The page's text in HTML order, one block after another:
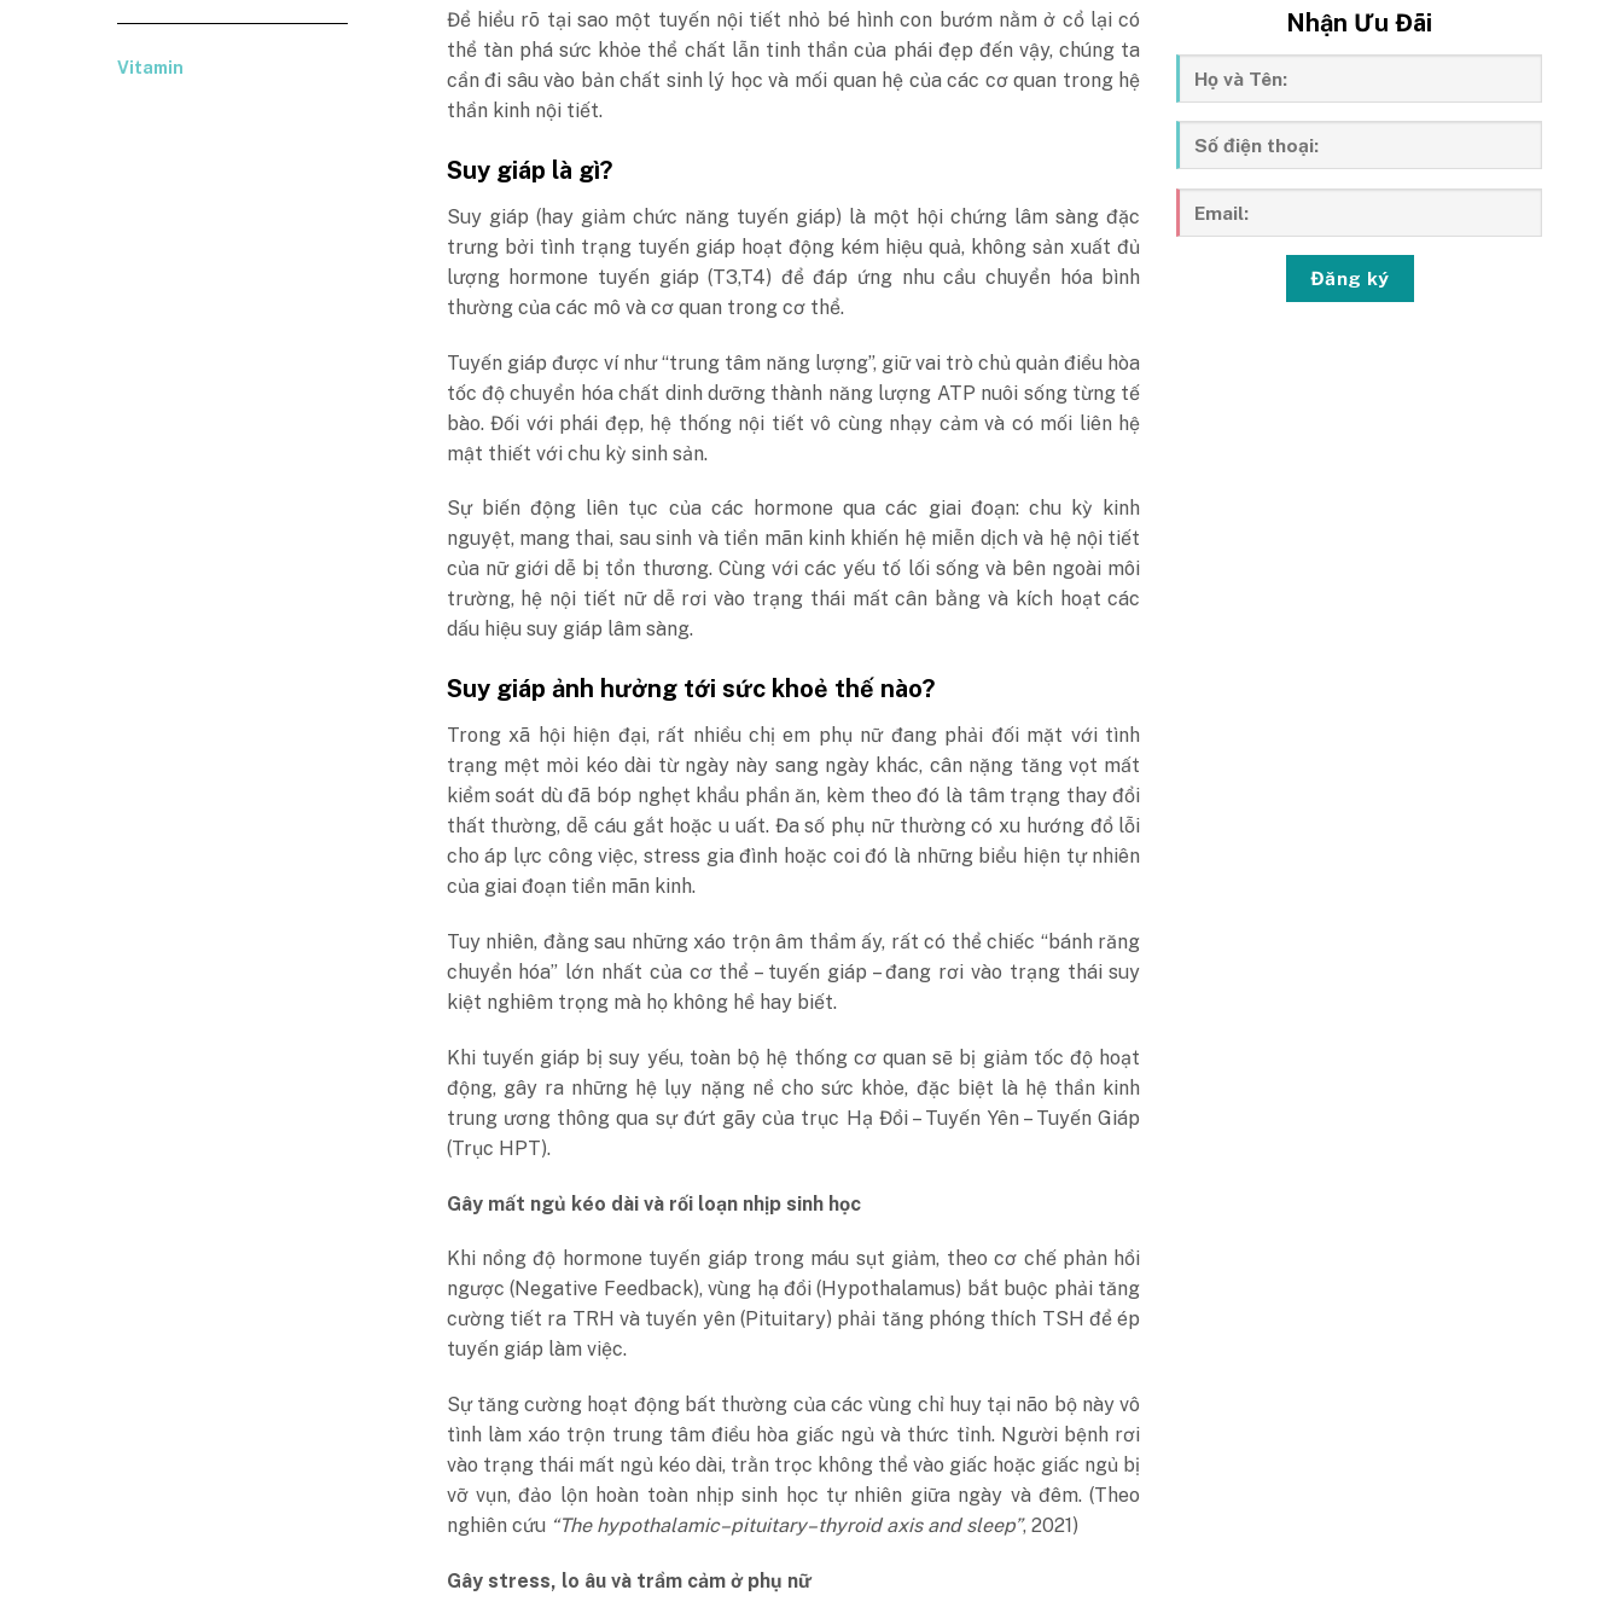
Vitamin
Để hiểu rõ tại sao một tuyến nội tiết nhỏ bé hình con bướm nằm ở cổ lại có
thể tàn phá sức khỏe thể chất lẫn tinh thần của phái đẹp đến vậy, chúng ta
cần đi sâu vào bản chất sinh lý học và mối quan hệ của các cơ quan trong hệ
thần kinh nội tiết.
Suy giáp là gì?
Suy giáp (hay giảm chức năng tuyến giáp) là một hội chứng lâm sàng đặc
trưng bởi tình trạng tuyến giáp hoạt động kém hiệu quả, không sản xuất đủ
lượng hormone tuyến giáp (T3,T4) để đáp ứng nhu cầu chuyển hóa bình
thường của các mô và cơ quan trong cơ thể.
Tuyến giáp được ví như “trung tâm năng lượng”, giữ vai trò chủ quản điều hòa
tốc độ chuyển hóa chất dinh dưỡng thành năng lượng ATP nuôi sống từng tế
bào. Đối với phái đẹp, hệ thống nội tiết vô cùng nhạy cảm và có mối liên hệ
mật thiết với chu kỳ sinh sản.
Sự biến động liên tục của các hormone qua các giai đoạn: chu kỳ kinh
nguyệt, mang thai, sau sinh và tiền mãn kinh khiến hệ miễn dịch và hệ nội tiết
của nữ giới dễ bị tổn thương. Cùng với các yếu tố lối sống và bên ngoài môi
trường, hệ nội tiết nữ dễ rơi vào trạng thái mất cân bằng và kích hoạt các
dấu hiệu suy giáp lâm sàng.
Suy giáp ảnh hưởng tới sức khoẻ thế nào?
Trong xã hội hiện đại, rất nhiều chị em phụ nữ đang phải đối mặt với tình
trạng mệt mỏi kéo dài từ ngày này sang ngày khác, cân nặng tăng vọt mất
kiểm soát dù đã bóp nghẹt khẩu phần ăn, kèm theo đó là tâm trạng thay đổi
thất thường, dễ cáu gắt hoặc u uất. Đa số phụ nữ thường có xu hướng đổ lỗi
cho áp lực công việc, stress gia đình hoặc coi đó là những biểu hiện tự nhiên
của giai đoạn tiền mãn kinh.
Tuy nhiên, đằng sau những xáo trộn âm thầm ấy, rất có thể chiếc “bánh răng
chuyển hóa” lớn nhất của cơ thể – tuyến giáp – đang rơi vào trạng thái suy
kiệt nghiêm trọng mà họ không hề hay biết.
Khi tuyến giáp bị suy yếu, toàn bộ hệ thống cơ quan sẽ bị giảm tốc độ hoạt
động, gây ra những hệ lụy nặng nề cho sức khỏe, đặc biệt là hệ thần kinh
trung ương thông qua sự đứt gãy của trục Hạ Đồi – Tuyến Yên – Tuyến Giáp
(Trục HPT).
Gây mất ngủ kéo dài và rối loạn nhịp sinh học
Khi nồng độ hormone tuyến giáp trong máu sụt giảm, theo cơ chế phản hồi
ngược (Negative Feedback), vùng hạ đồi (Hypothalamus) bắt buộc phải tăng
cường tiết ra TRH và tuyến yên (Pituitary) phải tăng phóng thích TSH để ép
tuyến giáp làm việc.
Sự tăng cường hoạt động bất thường của các vùng chỉ huy tại não bộ này vô
tình làm xáo trộn trung tâm điều hòa giấc ngủ và thức tỉnh. Người bệnh rơi
vào trạng thái mất ngủ kéo dài, trằn trọc không thể vào giấc hoặc giấc ngủ bị
vỡ vụn, đảo lộn hoàn toàn nhịp sinh học tự nhiên giữa ngày và đêm. (Theo
nghiên cứu “The hypothalamic–pituitary–thyroid axis and sleep”, 2021)
Gây stress, lo âu và trầm cảm ở phụ nữ
Nhận Ưu Đãi
Đăng ký